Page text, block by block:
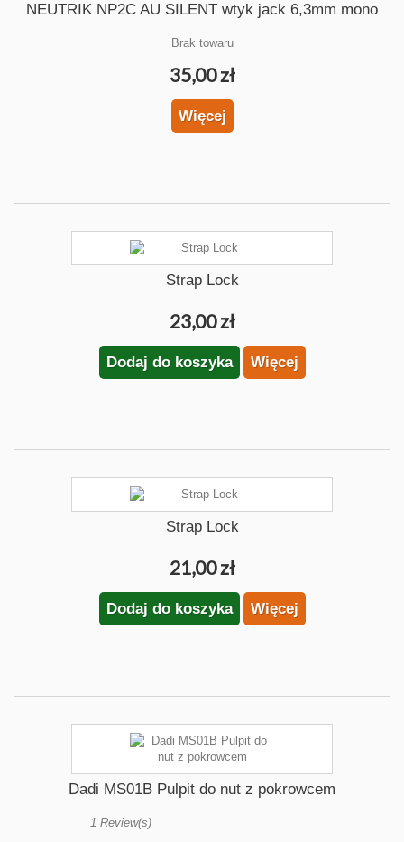
NEUTRIK NP2C AU SILENT wtyk jack 6,3mm mono
Brak towaru
35,00 zł
Więcej
Strap Lock
23,00 zł
Dodaj do koszyka Więcej
Strap Lock
21,00 zł
Dodaj do koszyka Więcej
Dadi MS01B Pulpit do nut z pokrowcem
1 Review(s)